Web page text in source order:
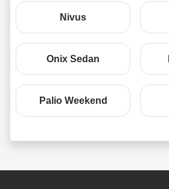
Nivus
Onix Sedan
Palio Weekend